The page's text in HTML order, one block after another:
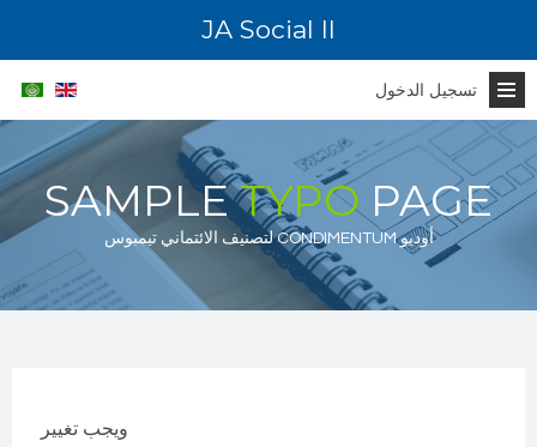
JA Social II
تسجيل الدخول
SAMPLETYPOPAGE
لتصنيف الائتماني تيمبوس CONDIMENTUM أوديو
ويجب تغيير